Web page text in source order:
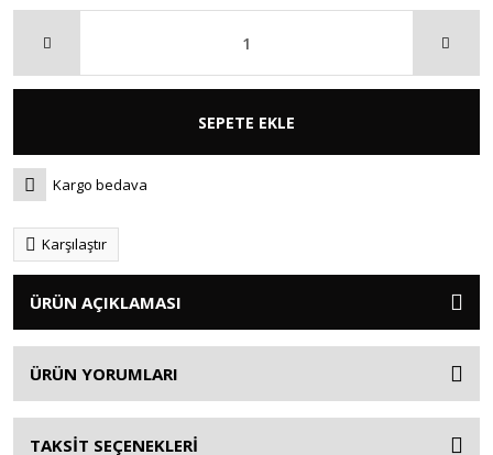
SEPETE EKLE
Kargo bedava
Karşılaştır
ÜRÜN AÇIKLAMASI
ÜRÜN YORUMLARI
TAKSİT SEÇENEKLERİ